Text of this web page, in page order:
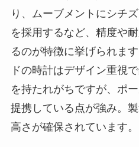
り、ムーブメントにシチ
を採用するなど、精度や
るのが特徴に挙げられま
ドの時計はデザイン重視
を持たれがちですが、ポ
提携している点が強み。
高さが確保されています。